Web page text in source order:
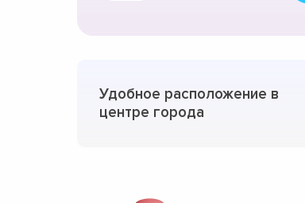
Удобное расположение в
центре города